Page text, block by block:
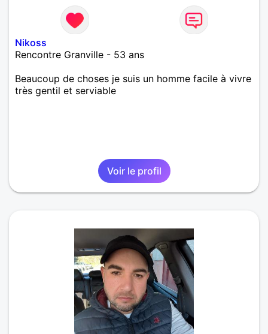
Nikoss
Rencontre Granville - 53 ans
Beaucoup de choses je suis un homme facile à vivre
très gentil et serviable
Voir le profil